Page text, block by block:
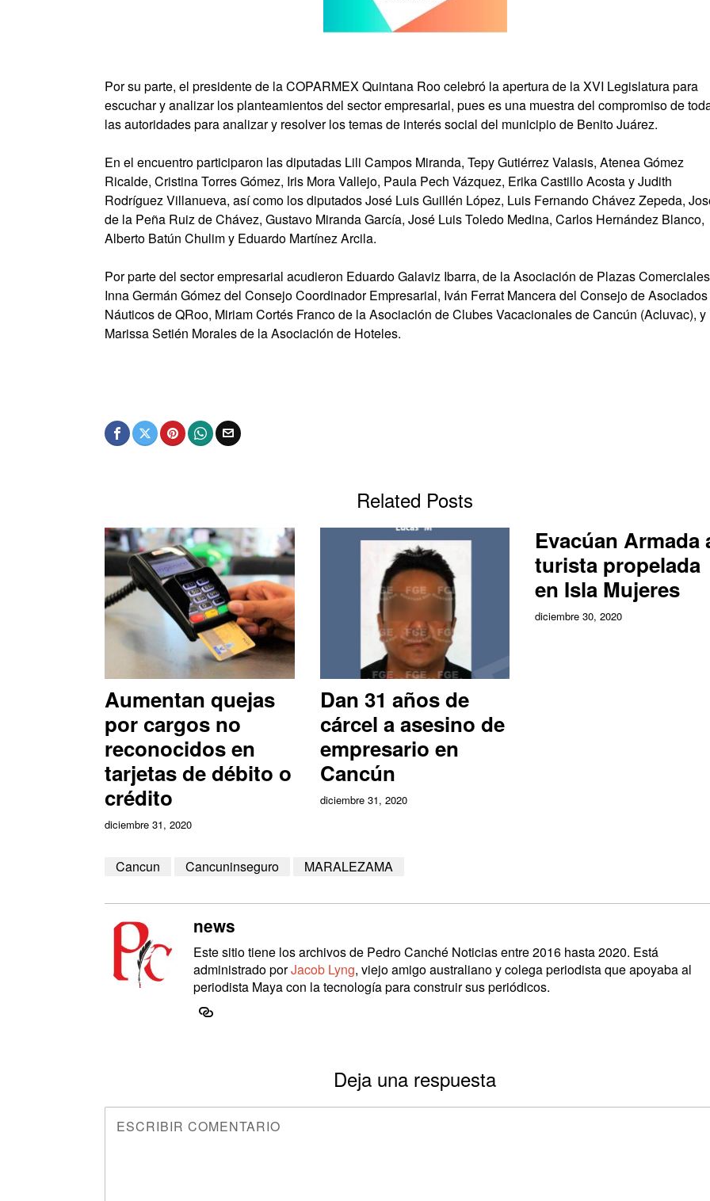
Por su parte, el presidente de la COPARMEX Quintana Roo celebró la apertura de la XVI Legislatura para
escuchar y analizar los planteamientos del sector empresarial, pues es una muestra del compromiso de
las autoridades para analizar y resolver los temas de interés social del municipio de Benito Juárez.
En el encuentro participaron las diputadas Lili Campos Miranda, Tepy Gutiérrez Valasis, Atenea Gómez
Ricalde, Cristina Torres Gómez, Iris Mora Vallejo, Paula Pech Vázquez, Erika Castillo Acosta y Judith
Rodríguez Villanueva, así como los diputados José Luis Guillén López, Luis Fernando Chávez Zepeda,
de la Peña Ruiz de Chávez, Gustavo Miranda García, José Luis Toledo Medina, Carlos Hernández Blanco,
Alberto Batún Chulim y Eduardo Martínez Arcila.
Por parte del sector empresarial acudieron Eduardo Galaviz Ibarra, de la Asociación de Plazas
Inna Germán Gómez del Consejo Coordinador Empresarial, Iván Ferrat Mancera del Consejo de Asociados
Náuticos de QRoo, Miriam Cortés Franco de la Asociación de Clubes Vacacionales de Cancún (Acluvac), y
Marissa Setién Morales de la Asociación de Hoteles.
Related Posts
Aumentan quejas
por cargos no
reconocidos en
tarjetas de débito o
crédito
diciembre 31, 2020
Dan 31 años de
cárcel a asesino de
empresario en
Cancún
diciembre 31, 2020
Evacúan Armada
turista propelada
en Isla Mujeres
diciembre 30, 2020
Cancun Cancuninseguro MARALEZAMA
news
Este sitio tiene los archivos de Pedro Canché Noticias entre 2016 hasta 2020. Está
administrado porJacob Lyng, viejo amigo australiano y colega periodista que apoyaba al
periodista Maya con la tecnología para construir sus periódicos.
Deja una respuesta